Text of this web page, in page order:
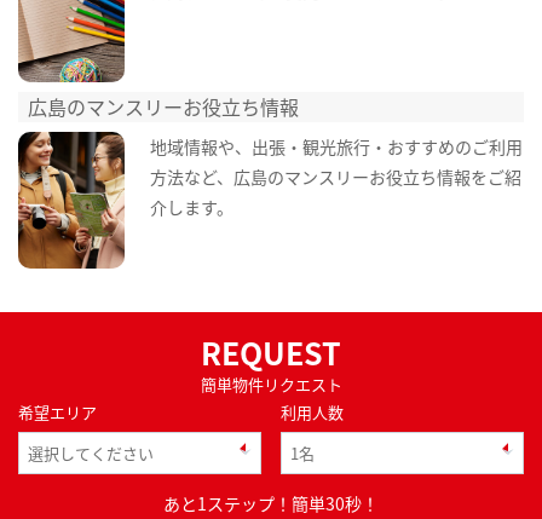
広島のマンスリーお役立ち情報
地域情報や、出張・観光旅行・おすすめのご利用
方法など、広島のマンスリーお役立ち情報をご紹
介します。
REQUEST
簡単物件リクエスト
希望エリア
利用人数
あと1ステップ！簡単30秒！